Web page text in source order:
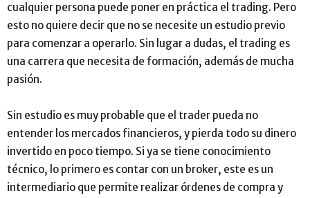
cualquier persona puede poner en práctica el trading. Pero
esto no quiere decir que no se necesite un estudio previo
para comenzar a operarlo. Sin lugar a dudas, el trading es
una carrera que necesita de formación, además de mucha
pasión.
Sin estudio es muy probable que el trader pueda no
entender los mercados financieros, y pierda todo su dinero
invertido en poco tiempo. Si ya se tiene conocimiento
técnico, lo primero es contar con un broker, este es un
intermediario que permite realizar órdenes de compra y